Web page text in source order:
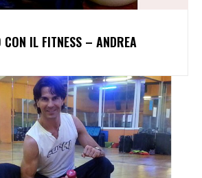
IL FITNESS – ANDREA